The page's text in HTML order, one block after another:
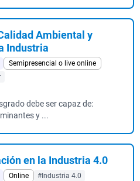
Ambiental y
Industria
Semipresencial o live online
debe ser capaz de:
y ...
en la Industria 4.0
Online #Industria 4.0